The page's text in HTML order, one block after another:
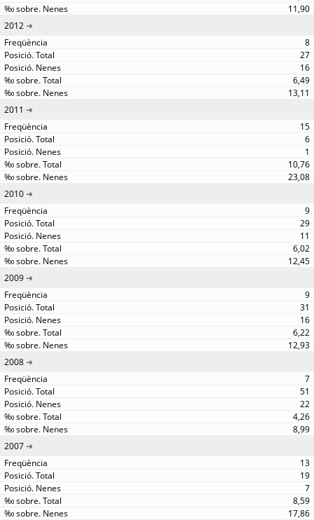
11,90
2012
8
27
16
6,49
13,11
2011
15
6
1
10,76
23,08
2010
9
29
11
6,02
12,45
2009
9
31
16
6,22
12,93
2008
7
51
22
4,26
8,99
2007
13
19
7
8,59
17,86